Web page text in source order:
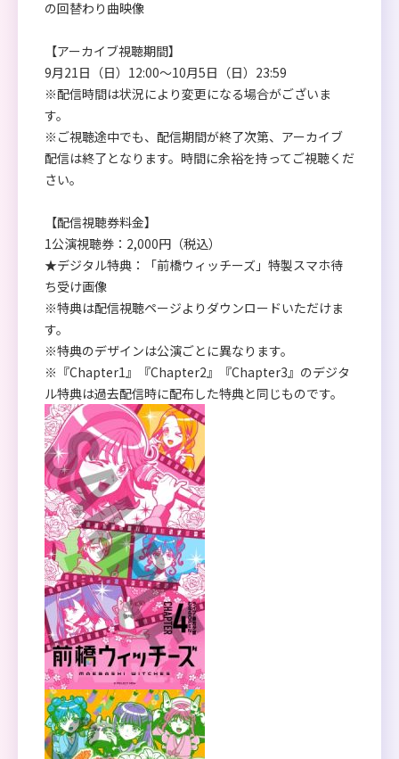
の回替わり曲映像
【アーカイブ視聴期間】
9月21日（日）12:00～10月5日（日）23:59
※配信時間は状況により変更になる場合がございま
す。
※ご視聴途中でも、配信期間が終了次第、アーカイブ
配信は終了となります。時間に余裕を持ってご視聴くだ
さい。
【配信視聴券料金】
1公演視聴券：2,000円（税込）
★デジタル特典：「前橋ウィッチーズ」特製スマホ待
ち受け画像
※特典は配信視聴ページよりダウンロードいただけま
す。
※特典のデザインは公演ごとに異なります。
※『Chapter1』『Chapter2』『Chapter3』のデジタ
ル特典は過去配信時に配布した特典と同じものです。